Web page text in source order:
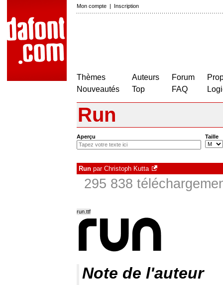
Mon compte | Inscription
Thèmes
Nouveautés
Auteurs
Top
Forum
FAQ
Run
Aperçu Taille
Run par Christoph Kutta
295 838
run.ttf
Note de l'auteur